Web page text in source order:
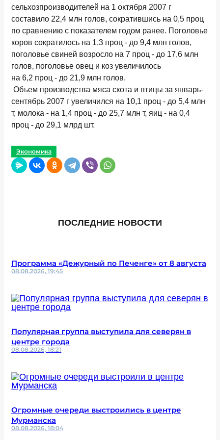
сельхозпроизводителей на 1 октября 2007 г
составило 22,4 млн голов, сократившись на 0,5 проц
по сравнению с показателем годом ранее. Поголовье
коров сократилось на 1,3 проц - до 9,4 млн голов,
поголовье свиней возросло на 7 проц - до 17,6 млн
голов, поголовье овец и коз увеличилось
на 6,2 проц - до 21,9 млн голов.
Объем производства мяса скота и птицы за январь-
сентябрь 2007 г увеличился на 10,1 проц - до 5,4 млн
т, молока - на 1,4 проц - до 25,7 млн т, яиц - на 0,4
проц - до 29,1 млрд шт.
Экономика
ПОСЛЕДНИЕ НОВОСТИ
Программа «Дежурный по Печенге» от 8 августа
08.08.2026, 19:45
Популярная группа выступила для северян в
центре города
08.08.2026, 18:21
Огромные очереди выстроились в центре
Мурманска
08.08.2026, 18:04